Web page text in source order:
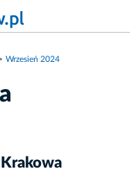
Wrzesień 2024
Krakowa